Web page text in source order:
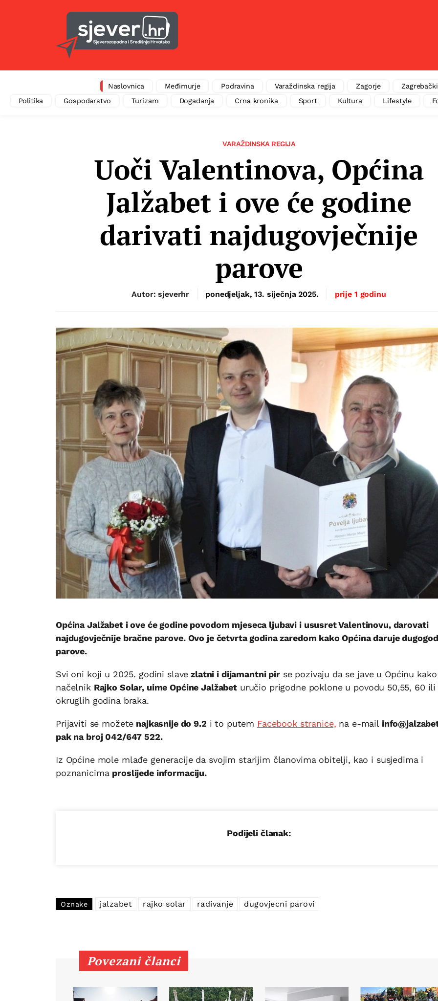
Naslovnica Međimurje Podravina Varaždinska regija Zagorje
Politika
Gospodarstvo Turizam Događanja Crna kronika Sport Kultura Lifestyle
VARAŽDINSKA REGIJA
Uoči Valentinova, Općina
Jalžabet i ove će godine
darivati najdugovječnije
parove
Autor: sjeverhr ponedjeljak, 13. siječnja 2025. prije 1 godinu
Općina Jalžabet i ove će godine povodom mjeseca ljubavi i ususret Valentinovu, darovati
najdugovječnije bračne parove. Ovo je četvrta godina zaredom kako Općina daruje
parove.
Svi oni koji u 2025. godini slave zlatni i dijamantni pirse pozivaju da se jave u Općinu
načelnik Rajko Solar, uime Općine Jalžabeturučio prigodne poklone u povodu 50,55, 60 ili
okruglih godina braka.
Prijaviti se možete najkasnije do 9.2 i to putem Facebook stranice, na e-mail
pak na broj 042/647 522.
Iz Općine mole mlađe generacije da svojim starijim članovima obitelji, kao i susjedima i
poznanicima proslijede informaciju.
Podijeli članak:
Oznake jalzabet rajko solar radivanje dugovjecni parovi
Povezani članci